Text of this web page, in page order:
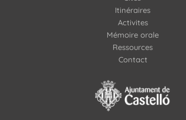
Itinéraires
Activites
Mémoire orale
Ressources
Contact